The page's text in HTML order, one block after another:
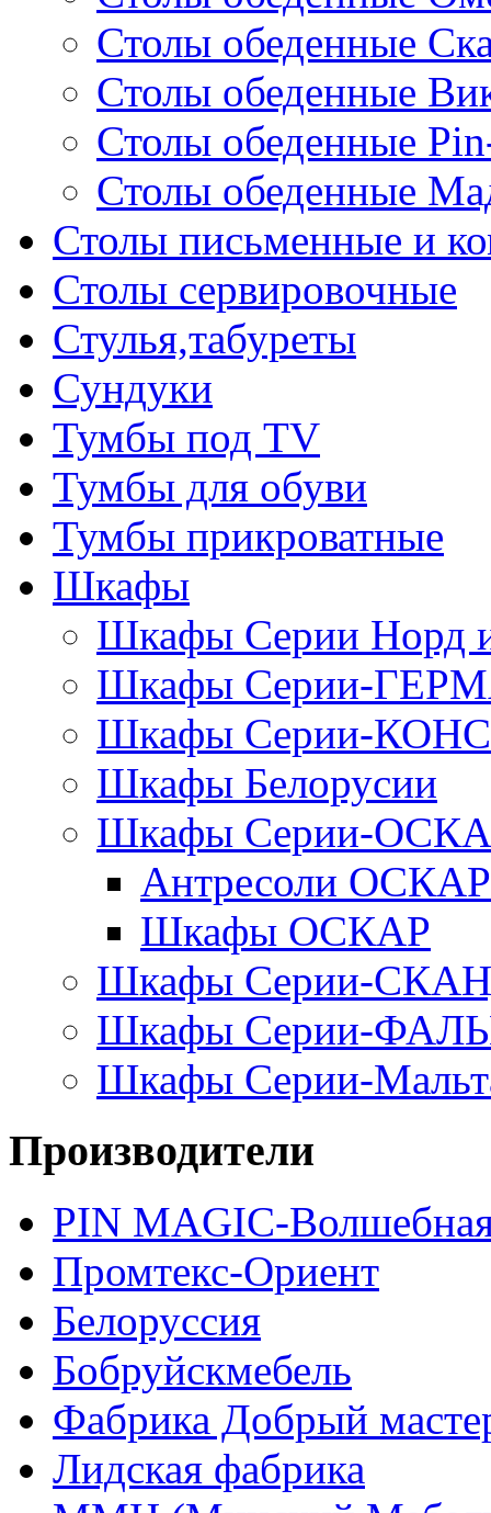
Столы обеденные
Столы обеденные
Столы обеденные
Столы обеденные
Столы письменные и
Столы сервировочные
Стулья,табуреты
Сундуки
Тумбы под TV
Тумбы для обуви
Тумбы прикроватные
Шкафы
Шкафы Серии
Шкафы Серии-
Шкафы Серии-
Шкафы Белорусии
Шкафы Серии-
Антресоли ОСКАР
Шкафы ОСКАР
Шкафы Серии-
Шкафы Серии-
Шкафы Серии-
Производители
PIN MAGIС-
Промтекс-Ориент
Белоруссия
Бобруйскмебель
Фабрика Добрый
Лидская фабрика